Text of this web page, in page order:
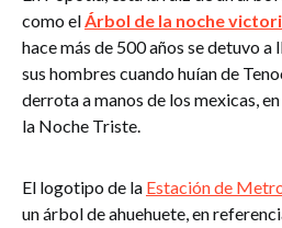
como elÁrbol de la noche
hace más de 500 años se detuvo
sus hombres cuando huían de
derrota a manos de los mexicas,
la Noche Triste.
El logotipo de la Estación de
un árbol de ahuehuete, en